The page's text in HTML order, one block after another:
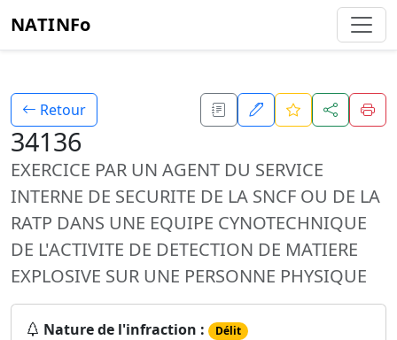
NATINFo
Retour
34136
EXERCICE PAR UN AGENT DU SERVICE
INTERNE DE SECURITE DE LA SNCF OU DE LA
RATP DANS UNE EQUIPE CYNOTECHNIQUE
DE L'ACTIVITE DE DETECTION DE MATIERE
EXPLOSIVE SUR UNE PERSONNE PHYSIQUE
Nature de l'infraction : Délit